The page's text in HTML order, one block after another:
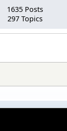
1635 Posts
297 Topics